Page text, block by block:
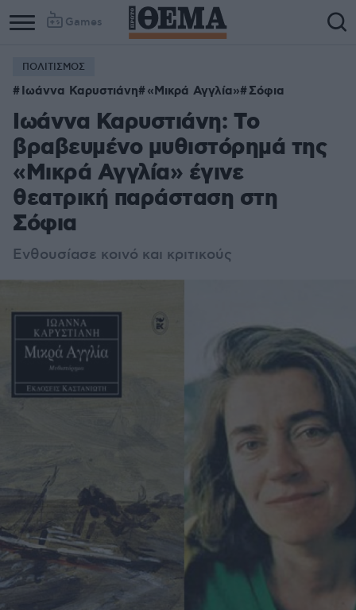
Games
ΠΟΛΙΤΙΣΜΟΣ
Ιωάννα Καρυστιάνη «Μικρά Αγγλία» Σόφια
Ιωάννα Καρυστιάνη: Tο
βραβευμένο μυθιστόρημά της
«Μικρά Αγγλία» έγινε
θεατρική παράσταση στη
Σόφια
Ενθουσίασε κοινό και κριτικούς